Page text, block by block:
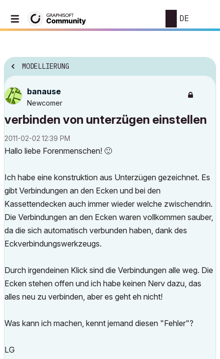
DE
MODELLIERUNG
banause
Newcomer
verbinden von unterzügen einstellen
‎2011-02-02 12:39 PM
Hallo liebe Forenmenschen! 🙂
Ich habe eine konstruktion aus Unterzügen gezeichnet. Es
gibt Verbindungen an den Ecken und bei den
Kassettendecken auch immer wieder welche zwischendrin.
Die Verbindungen an den Ecken waren vollkommen sauber,
da die sich automatisch verbunden haben, dank des
Eckverbindungswerkzeugs.
Durch irgendeinen Klick sind die Verbindungen alle weg. Die
Ecken stehen offen und ich habe keinen Nerv dazu, das
alles neu zu verbinden, aber es geht eh nicht!
Was kann ich machen, kennt jemand diesen "Fehler"?
LG